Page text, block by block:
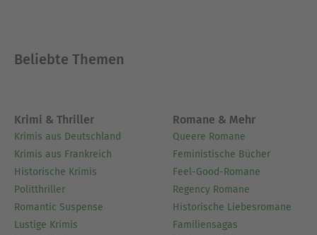
Beliebte Themen
Krimi & Thriller
Krimis aus Deutschland
Krimis aus Frankreich
Historische Krimis
Politthriller
Romantic Suspense
Lustige Krimis
Romane & Mehr
Queere Romane
Feministische Bücher
Feel-Good-Romane
Regency Romane
Historische Liebesromane
Familiensagas